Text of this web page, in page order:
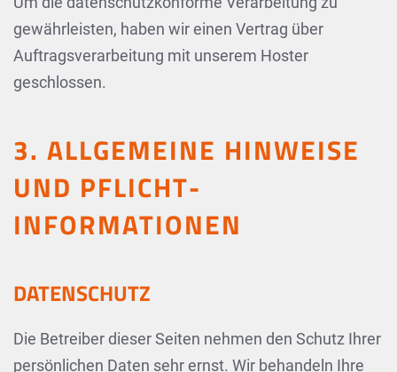
gewährleisten, haben wir einen Vertrag über
Auftragsverarbeitung mit unserem Hoster
geschlossen.
3. ALLGEMEINE HINWEISE
UND PFLICHT­
INFORMATIONEN
DATENSCHUTZ
Die Betreiber dieser Seiten nehmen den Schutz Ihrer
persönlichen Daten sehr ernst. Wir behandeln Ihre